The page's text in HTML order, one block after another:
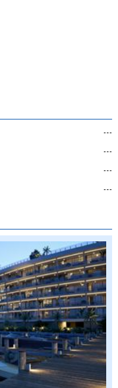
---
---
---
---